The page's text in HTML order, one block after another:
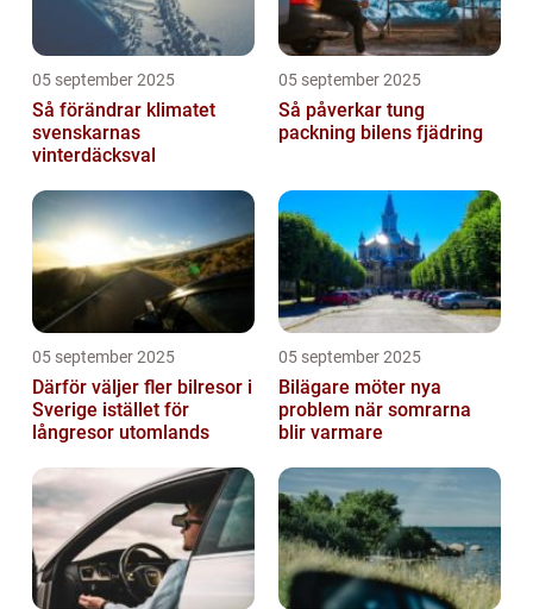
05 september 2025
Så förändrar klimatet
svenskarnas
vinterdäcksval
05 september 2025
Så påverkar tung
packning bilens fjädring
05 september 2025
Därför väljer fler bilresor i
Sverige istället för
långresor utomlands
05 september 2025
Bilägare möter nya
problem när somrarna
blir varmare